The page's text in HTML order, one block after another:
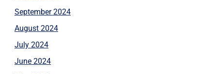
September 2024
August 2024
July 2024
June 2024